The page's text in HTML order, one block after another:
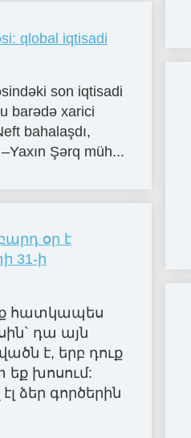
qlobal iqtisadi
son iqtisadi
barədə xarici
bahalaşdı,
Şərq müh...
օր է
31-ի
հատկապես
դա այն
է, երբ դուք
եք խոսում:
ձեր գործերին